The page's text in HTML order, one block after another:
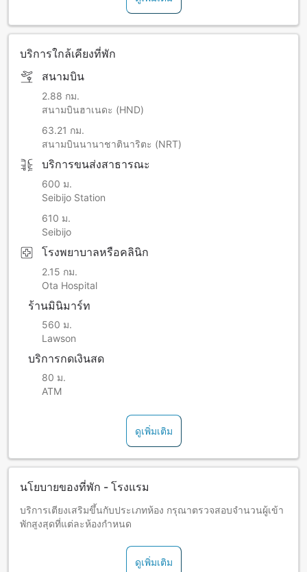
บริการใกล้เคียงที่พัก
สนามบิน
2.88 กม.
สนามบินฮาเนดะ (HND)
63.21 กม.
สนามบินนานาชาตินาริตะ (NRT)
บริการขนส่งสาธารณะ
600 ม.
Seibijo Station
610 ม.
Seibijo
โรงพยาบาลหรือคลินิก
2.15 กม.
Ota Hospital
ร้านมินิมาร์ท
560 ม.
Lawson
บริการกดเงินสด
80 ม.
ATM
ดูเพิ่มเติม
นโยบายของที่พัก - โรงแรม
บริการเตียงเสริมขึ้นกับประเภทห้อง กรุณาตรวจสอบจำนวนผู้เข้า
พักสูงสุดที่แต่ละห้องกำหนด
ดูเพิ่มเติม